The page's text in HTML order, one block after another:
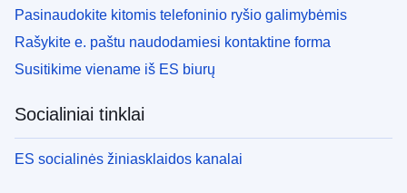
Pasinaudokite kitomis telefoninio ryšio galimybėmis
Rašykite e. paštu naudodamiesi kontaktine forma
Susitikime viename iš ES biurų
Socialiniai tinklai
ES socialinės žiniasklaidos kanalai